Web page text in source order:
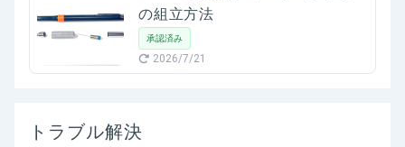
の組立方法
承認済み
2026/7/21
トラブル解決